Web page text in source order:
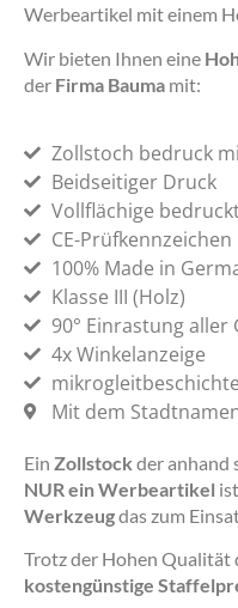
Werbeartikel mit einem
Wir bieten Ihnen eine
der Firma Bauma mit:
Zollstoch bedruck
Beidseitiger Druck
Vollflächige
CE-Prüfkennzeichen
100% Made in
Klasse III (Holz)
90° Einrastung
4x Winkelanzeige
Mit dem
Ein Zollstock der anhand
NUR ein Werbeartikel
Werkzeugdas zum
Trotz der Hohen Qualität
kostengünstige